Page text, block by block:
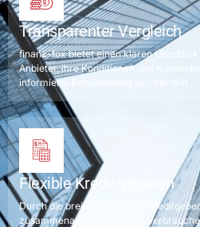
Transparenter Vergleich
finanz-fox bietet einen klaren
Anbieter, ihre Konditionen und
informierte Entscheidung leichter fällt.
Flexible Kreditoptionen
Durch die breite Palette von
zusammenarbeiten, können